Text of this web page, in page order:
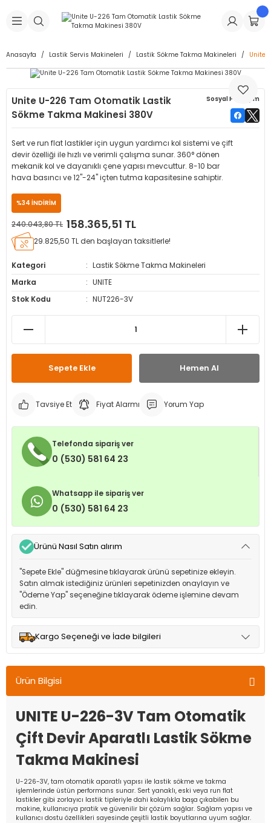
Geri Dön
Makineleri
Geri Dön
Dolgu Lastikleri
Dolgu Lastikleri
Geri Dön
İç Lastikleri
İç Lastikleri
Geri Dön
Geri Dön
& Sibop İlaveleri
Kapağı
Geri Dön
Tüpü
& Spreyler
Geri Dön
Makinesi Yedek Parçaları
Yedek Parçaları
Anasayfa Lastik Servis Makineleri Lastik Sökme Takma Makineleri Unite
Unite U-226 Tam Otomatik Lastik
Sökme Takma Makinesi 380V
Sosyal Paylaşım
Sert ve run flat lastikler için uygun yardımcı kol sistemi ve çift
devir özelliği ile hızlı ve verimli çalışma sunar. 360° dönen
mekanik kol ve dayanıklı çene yapısı mevcuttur. 8-10 bar
hava basıncı ve 12"-24" içten tutma kapasitesine sahiptir.
%34 İNDİRİM
240.043,80 TL 158.365,51 TL
29.825,50 TL den başlayan taksitlerle!
Kategori
Lastik Sökme Takma Makineleri
Marka
UNITE
Stok Kodu
NUT226-3V
Sepete Ekle Hemen Al
Tavsiye Et Fiyat Alarmı Yorum Yap
Telefonda sipariş ver
0 (530) 581 64 23
Whatsapp ile sipariş ver
0 (530) 581 64 23
Ürünü Nasıl Satın alırım
"Sepete Ekle" düğmesine tıklayarak ürünü sepetinize ekleyin.
Satın almak istediğiniz ürünleri sepetinizden onaylayın ve
"Ödeme Yap" seçeneğine tıklayarak ödeme işlemine devam
edin.
Kargo Seçeneği ve İade bilgileri
adresinize teslim edilir.
Ürün Bilgisi
UNITE U-226-3V Tam Otomatik
Çift Devir Aparatlı Lastik Sökme
Takma Makinesi
U-226-3V, tam otomatik aparatlı yapısı ile lastik sökme ve takma
işlemlerinde üstün performans sunar. Sert yanaklı, eski veya run flat
lastikler gibi zorlayıcı lastik tipleriyle dahi kolaylıkla başa çıkabilen bu
makine, kullanıcıya pratik ve güvenilir bir çözüm sağlar. Sağlam yapısı ve
kullanıcı dostu özellikleri sayesinde çeşitli lastik boyutlarına uyum sağlar.